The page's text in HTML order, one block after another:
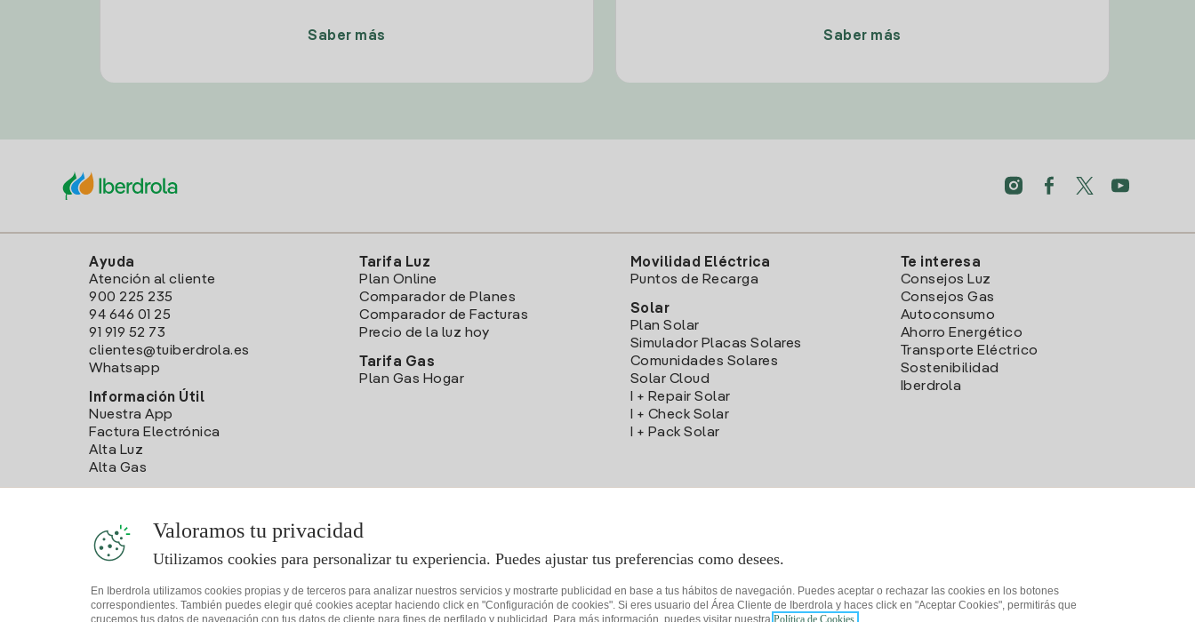
Saber más Saber más
Ayuda
Atención al cliente
900 225 235
94 646 01 25
91 919 52 73
clientes@tuiberdrola.es
Whatsapp
Información Útil
Nuestra App
Factura Electrónica
Alta Luz
Alta Gas
Tarifa Luz
Plan Online
Comparador de Planes
Comparador de Facturas
Precio de la luz hoy
Tarifa Gas
Plan Gas Hogar
Movilidad Eléctrica
Puntos de Recarga
Solar
Plan Solar
Simulador Placas Solares
Comunidades Solares
Solar Cloud
I + Repair Solar
I + Check Solar
I + Pack Solar
Te interesa
Consejos Luz
Consejos Gas
Autoconsumo
Ahorro Energético
Transporte Eléctrico
Sostenibilidad
Iberdrola
Valoramos tu privacidad
Utilizamos cookies para personalizar tu experiencia. Puedes ajustar tus preferencias como desees.
En Iberdrola utilizamos cookies propias y de terceros para analizar nuestros servicios y mostrarte publicidad en base a tus hábitos de navegación. Puedes aceptar o rechazar las cookies en los botones
correspondientes. También puedes elegir qué cookies aceptar haciendo click en "Configuración de cookies". Si eres usuario del Área Cliente de Iberdrola y haces click en "Aceptar Cookies", permitirás que
crucemos tus datos de navegación con tus datos de cliente para fines de perfilado y publicidad. Para más información, puedes visitar nuestra Política de Cookies.